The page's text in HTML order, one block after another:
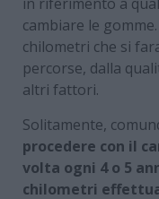
cambiare le
chilometri che si
percorse, dalla
altri fattori.
Solitamente,
procedere con il
volta ogni 4 o 5
chilometri